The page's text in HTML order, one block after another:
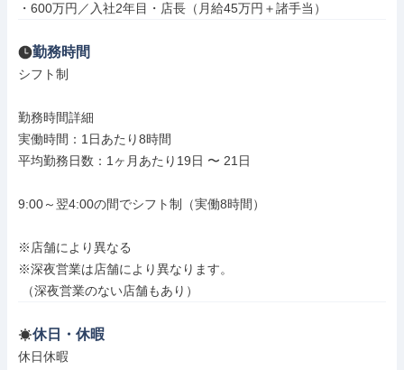
・600万円／入社2年目・店長（月給45万円＋諸手当）
勤務時間
シフト制
勤務時間詳細
実働時間：1日あたり8時間
平均勤務日数：1ヶ月あたり19日 〜 21日
9:00～翌4:00の間でシフト制（実働8時間）
※店舗により異なる
※深夜営業は店舗により異なります。
（深夜営業のない店舗もあり）
休日・休暇
休日休暇